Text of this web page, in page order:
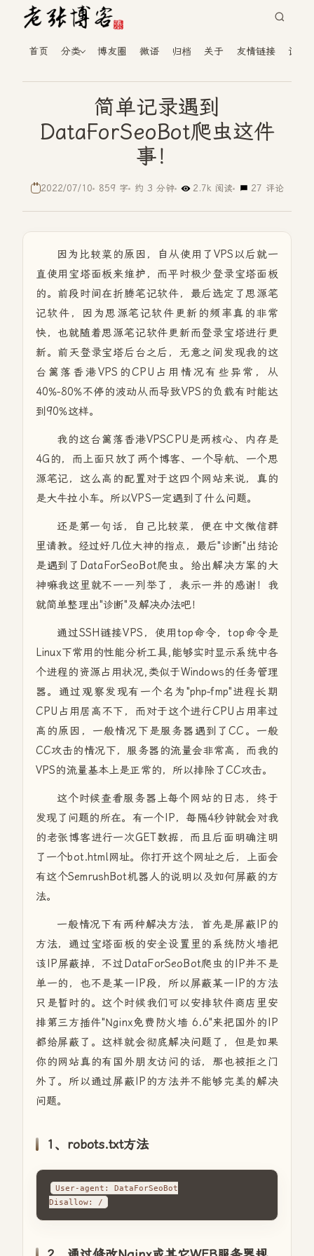
首页 分类 博友圈 微语 归档 关于 友情链接 读者
简单记录遇到
DataForSeoBot爬虫这件
事！
2022/07/10 859 字 约 3 分钟 2.7k 阅读 27 评论
因为比较菜的原因，自从使用了VPS以后就一
直使用宝塔面板来维护，而平时极少登录宝塔面板
的。前段时间在折腾笔记软件，最后选定了思源笔
记软件，因为思源笔记软件更新的频率真的非常
快，也就随着思源笔记软件更新而登录宝塔进行更
新。前天登录宝塔后台之后，无意之间发现我的这
台篱落香港VPS的CPU占用情况有些异常，从
40%-80%不停的波动从而导致VPS的负载有时能达
到90%这样。
我的这台篱落香港VPSCPU是两核心、内存是
4G的，而上面只放了两个博客、一个导航、一个思
源笔记，这么高的配置对于这四个网站来说，真的
是大牛拉小车。所以VPS一定遇到了什么问题。
还是第一句话，自己比较菜，便在中文微信群
里请教。经过好几位大神的指点，最后"诊断"出结论
是遇到了DataForSeoBot爬虫。给出解决方案的大
神嘛我这里就不一一列举了，表示一并的感谢！我
就简单整理出"诊断"及解决办法吧！
通过SSH链接VPS，使用top命令，top命令是
Linux下常用的性能分析工具,能够实时显示系统中各
个进程的资源占用状况,类似于Windows的任务管理
器。通过观察发现有一个名为"php-fmp"进程长期
CPU占用居高不下，而对于这个进行CPU占用率过
高的原因，一般情况下是服务器遇到了CC。一般
CC攻击的情况下，服务器的流量会非常高，而我的
VPS的流量基本上是正常的，所以排除了CC攻击。
这个时候查看服务器上每个网站的日志，终于
发现了问题的所在。有一个IP，每隔4秒钟就会对我
的老张博客进行一次GET数据，而且后面明确注明
了一个bot.html网址。你打开这个网址之后，上面会
有这个SemrushBot机器人的说明以及如何屏蔽的方
法。
一般情况下有两种解决方法，首先是屏蔽IP的
方法，通过宝塔面板的安全设置里的系统防火墙把
该IP屏蔽掉，不过DataForSeoBot爬虫的IP并不是
单一的，也不是某一IP段，所以屏蔽某一IP的方法
只是暂时的。这个时候我们可以安排软件商店里安
排第三方插件"Nginx免费防火墙 6.6"来把国外的IP
都给屏蔽了。这样就会彻底解决问题了，但是如果
你的网站真的有国外朋友访问的话，那也被拒之门
外了。所以通过屏蔽IP的方法并不能够完美的解决
问题。
1、robots.txt方法
User-agent: DataForSeoBot
Disallow: /